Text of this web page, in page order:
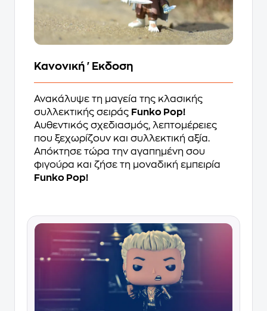
Κανονική 'Εκδοση
Ανακάλυψε τη μαγεία της κλασικής
συλλεκτικής σειράς Funko Pop!
Αυθεντικός σχεδιασμός, λεπτομέρειες
που ξεχωρίζουν και συλλεκτική αξία.
Απόκτησε τώρα την αγαπημένη σου
φιγούρα και ζήσε τη μοναδική εμπειρία
Funko Pop!